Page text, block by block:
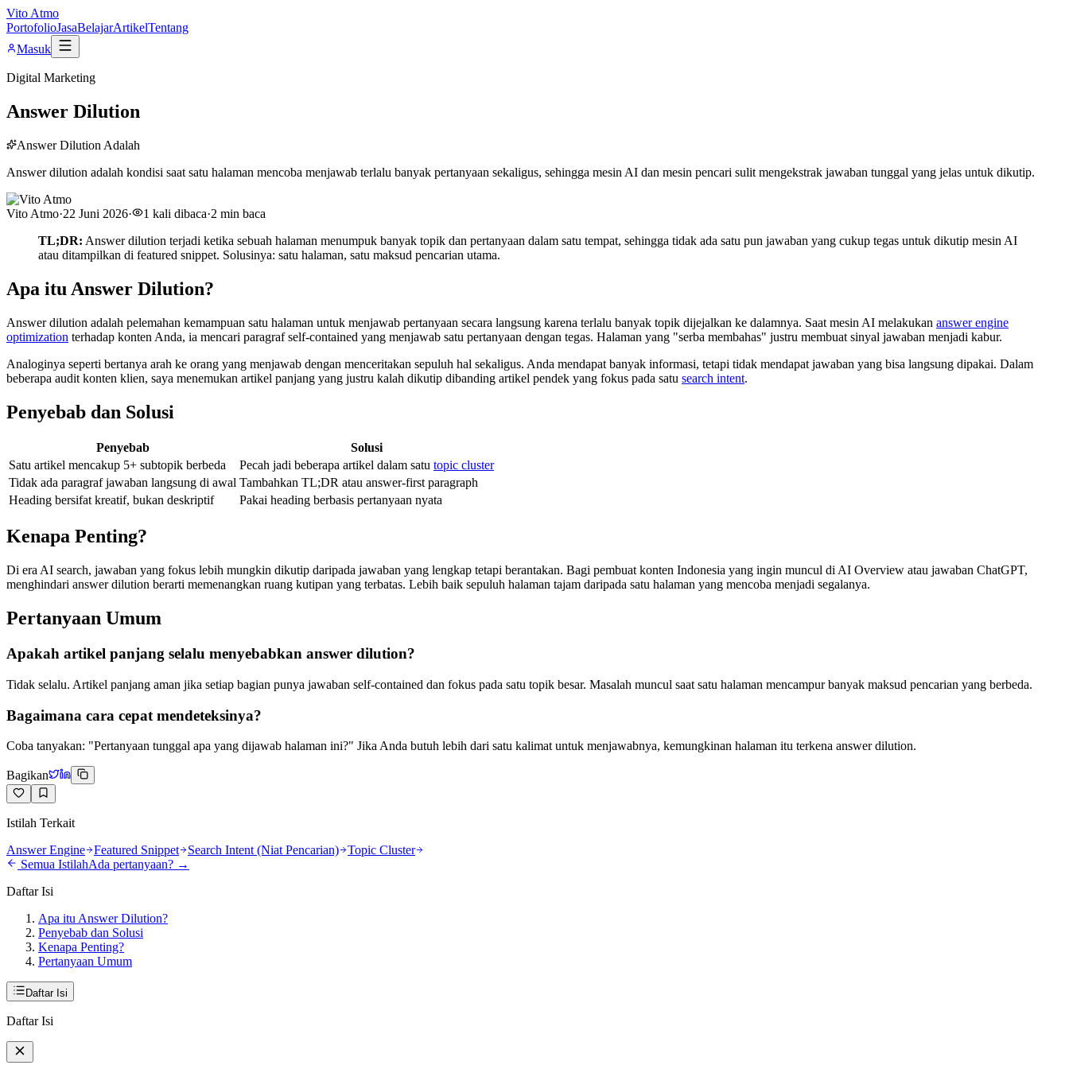
Vito Atmo
PortofolioJasaBelajarArtikelTentang
Masuk
Digital Marketing
Answer Dilution
Answer Dilution Adalah
Answer dilution adalah kondisi saat satu halaman mencoba menjawab terlalu banyak pertanyaan sekaligus, sehingga mesin AI dan mesin pencari sulit mengekstrak jawaban tunggal yang jelas untuk dikutip.
Vito Atmo·22 Juni 2026· 1 kali dibaca·2 min baca
TL;DR: Answer dilution terjadi ketika sebuah halaman menumpuk banyak topik dan pertanyaan dalam satu tempat, sehingga tidak ada satu pun jawaban yang cukup tegas untuk dikutip mesin AI
atau ditampilkan di featured snippet. Solusinya: satu halaman, satu maksud pencarian utama.
Apa itu Answer Dilution?
Answer dilution adalah pelemahan kemampuan satu halaman untuk menjawab pertanyaan secara langsung karena terlalu banyak topik dijejalkan ke dalamnya. Saat mesin AI melakukan answer engine
optimization terhadap konten Anda, ia mencari paragraf self-contained yang menjawab satu pertanyaan dengan tegas. Halaman yang "serba membahas" justru membuat sinyal jawaban menjadi kabur.
Analoginya seperti bertanya arah ke orang yang menjawab dengan menceritakan sepuluh hal sekaligus. Anda mendapat banyak informasi, tetapi tidak mendapat jawaban yang bisa langsung dipakai. Dalam
beberapa audit konten klien, saya menemukan artikel panjang yang justru kalah dikutip dibanding artikel pendek yang fokus pada satu search intent.
Penyebab dan Solusi
Penyebab
Solusi
Satu artikel mencakup 5+ subtopik berbeda
Pecah jadi beberapa artikel dalam satu topic cluster
Tidak ada paragraf jawaban langsung di awal Tambahkan TL;DR atau answer-first paragraph
Heading bersifat kreatif, bukan deskriptif
Pakai heading berbasis pertanyaan nyata
Kenapa Penting?
Di era AI search, jawaban yang fokus lebih mungkin dikutip daripada jawaban yang lengkap tetapi berantakan. Bagi pembuat konten Indonesia yang ingin muncul di AI Overview atau jawaban ChatGPT,
menghindari answer dilution berarti memenangkan ruang kutipan yang terbatas. Lebih baik sepuluh halaman tajam daripada satu halaman yang mencoba menjadi segalanya.
Pertanyaan Umum
Apakah artikel panjang selalu menyebabkan answer dilution?
Tidak selalu. Artikel panjang aman jika setiap bagian punya jawaban self-contained dan fokus pada satu topik besar. Masalah muncul saat satu halaman mencampur banyak maksud pencarian yang berbeda.
Bagaimana cara cepat mendeteksinya?
Coba tanyakan: "Pertanyaan tunggal apa yang dijawab halaman ini?" Jika Anda butuh lebih dari satu kalimat untuk menjawabnya, kemungkinan halaman itu terkena answer dilution.
Bagikan
Istilah Terkait
Answer Engine
Featured Snippet Search Intent (Niat Pencarian)
Topic Cluster
Semua IstilahAda pertanyaan? →
Daftar Isi
Apa itu Answer Dilution?
Penyebab dan Solusi
Kenapa Penting?
Pertanyaan Umum
Daftar Isi
Daftar Isi